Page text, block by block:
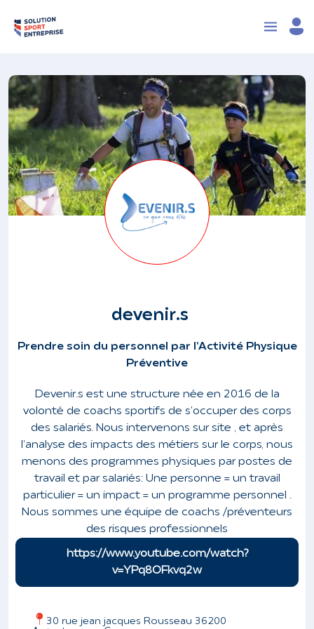
devenir.s
Prendre soin du personnel par l'Activité Physique
Préventive
Devenir.s est une structure née en 2016 de la
volonté de coachs sportifs de s'occuper des corps
des salariés. Nous intervenons sur site , et après
l'analyse des impacts des métiers sur le corps, nous
menons des programmes physiques par postes de
travail et par salariés: Une personne = un travail
particulier = un impact = un programme personnel .
Nous sommes une équipe de coachs /préventeurs
des risques professionnels
https://www.youtube.com/watch?
v=YPq8OFkvq2w
30 rue jean jacques Rousseau 36200